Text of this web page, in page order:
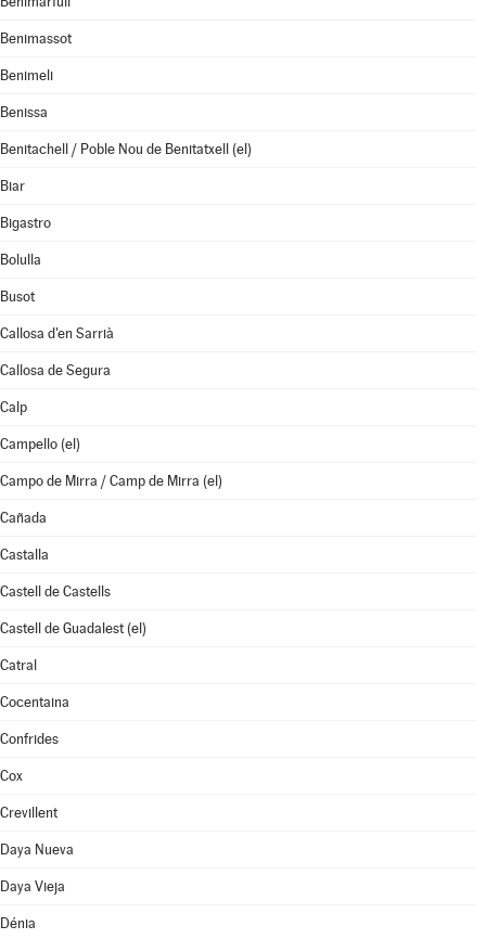
Benimassot
Benimeli
Benissa
Benitachell / Poble Nou de Benitatxell (el)
Biar
Bigastro
Bolulla
Busot
Callosa d'en Sarrià
Callosa de Segura
Calp
Campello (el)
Campo de Mirra / Camp de Mirra (el)
Cañada
Castalla
Castell de Castells
Castell de Guadalest (el)
Catral
Cocentaina
Confrides
Cox
Crevillent
Daya Nueva
Daya Vieja
Dénia